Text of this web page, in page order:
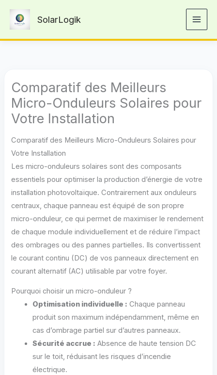
contenu
SolarLogik
Comparatif des Meilleurs
Micro-Onduleurs Solaires pour
Votre Installation
Comparatif des Meilleurs Micro-Onduleurs Solaires pour
Votre Installation
Les micro-onduleurs solaires sont des composants
essentiels pour optimiser la production d’énergie de votre
installation photovoltaïque. Contrairement aux onduleurs
centraux, chaque panneau est équipé de son propre
micro-onduleur, ce qui permet de maximiser le rendement
de chaque module individuellement et de réduire l’impact
des ombrages ou des pannes partielles. Ils convertissent
le courant continu (DC) de vos panneaux directement en
courant alternatif (AC) utilisable par votre foyer.
Pourquoi choisir un micro-onduleur ?
Optimisation individuelle : Chaque panneau
produit son maximum indépendamment, même en
cas d’ombrage partiel sur d’autres panneaux.
Sécurité accrue : Absence de haute tension DC
sur le toit, réduisant les risques d’incendie
électrique.